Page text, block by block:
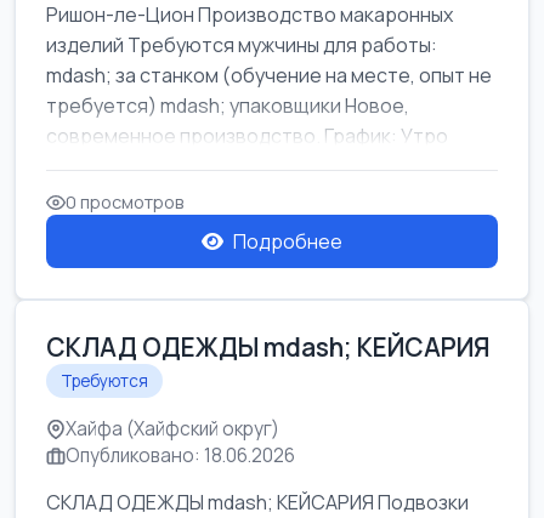
Ришон-ле-Цион Производство макаронных
изделий Требуются мужчины для работы:
mdash; за станком (обучение на месте, опыт не
требуется) mdash; упаковщики Новое,
современное производство. График: Утро
mda...
0 просмотров
Подробнее
СКЛАД ОДЕЖДЫ mdash; КЕЙСАРИЯ
Требуются
Хайфа (Хайфский округ)
Опубликовано: 18.06.2026
СКЛАД ОДЕЖДЫ mdash; КЕЙСАРИЯ Подвозки